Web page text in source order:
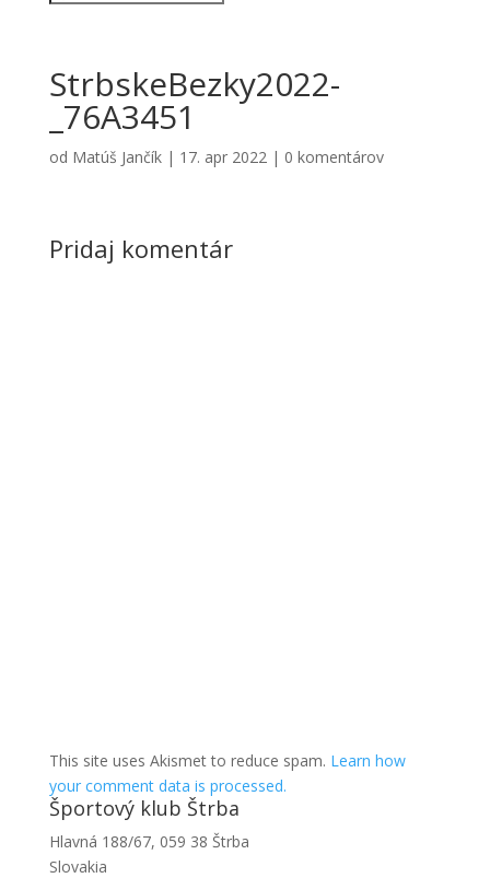
StrbskeBezky2022-
_76A3451
od Matúš Jančík| 17. apr 2022| 0 komentárov
Pridaj komentár
This site uses Akismet to reduce spam. Learn how
your comment data is processed.
Športový klub Štrba
Hlavná 188/67, 059 38 Štrba
Slovakia